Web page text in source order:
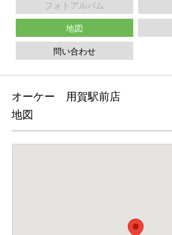
フォトアルバム
地図
問い合わせ
オーケー 用賀駅前店
地図